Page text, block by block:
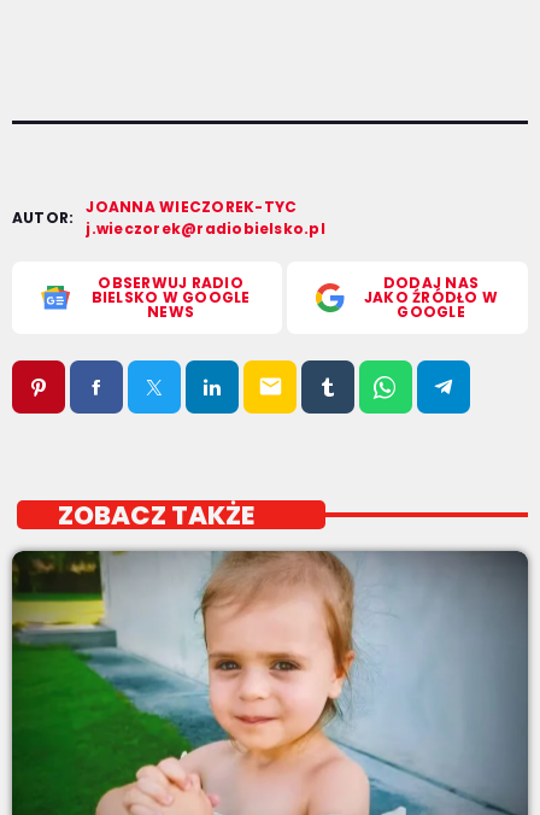
AUTOR:
JOANNA WIECZOREK-TYC
j.wieczorek@radiobielsko.pl
OBSERWUJ RADIO
BIELSKO W GOOGLE
NEWS
DODAJ NAS
JAKO ŹRÓDŁO W
GOOGLE
email
ZOBACZ TAKŻE